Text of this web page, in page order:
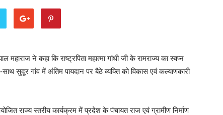
ने कहा कि राष्ट्रपिता महात्मा गांधी जी के रामराज्य का स्वप्न
सुदूर गांव में अंतिम पायदान पर बैठे व्यक्ति को विकास एवं कल्याणकारी
राज्य स्तरीय कार्यक्रम में प्रदेश के पंचायत राज एवं ग्रामीण निर्माण